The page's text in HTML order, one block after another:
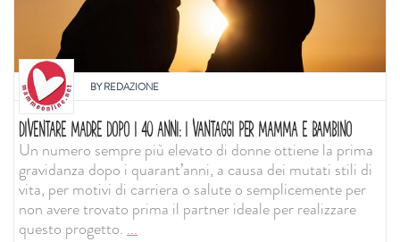
BYREDAZIONE
DIVENTARE MADRE DOPO I 40 ANNI: I VANTAGGI PER MAMMA E BAMBINO
Un numero sempre più elevato di donne ottiene la prima
gravidanza dopo i quarant’anni, a causa dei mutati stili di
vita, per motivi di carriera o salute o semplicemente per
non avere trovato prima il partner ideale per realizzare
questo progetto....